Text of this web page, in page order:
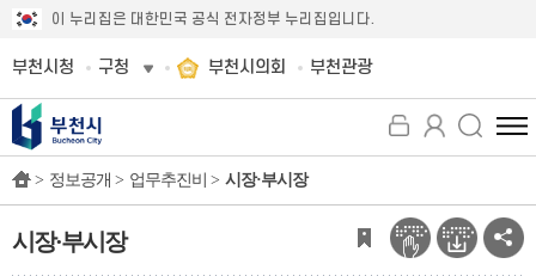
이 누리집은 대한민국 공식 전자정부 누리집입니다.
부천시청 구청 부천시의회 부천관광
전
체
뉴
보
기
> 정보공개 > 업무추진비 > 시장·부시장
시장·부시장